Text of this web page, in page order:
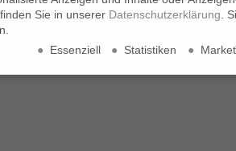
Sie in unserer Datenschutzerklärung
Essenziell
Statistiken